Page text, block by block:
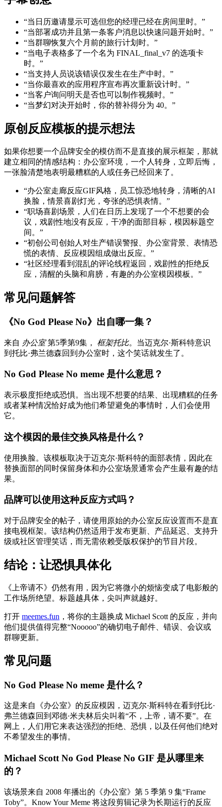
“当日历邀请显示可选但您的经理已经在房间里时。”
“当部署成功并且第一条客户消息以快速问题开始时。”
“当群聊恢复六个月前的旅行计划时。”
“当电子表格多了一个名为 FINAL_final_v7 的选项卡
时。”
“当支持人员说该错误仅发生在生产中时。”
“当你最喜欢的应用程序宣布再次重新设计时。”
“当客户询问明天是否也可以制作视频时。”
“当梦幻对决开始时，你的替补得分为 40。”
原创反应模板的提示想法
如果你想要一个品牌安全的模仿而不是直接的展示框架，那就
建立相同的情感结构：办公室环境，一个人转身，立即后悔，
一张脸清楚地表明最糟糕的人或任务已经回来了。
“办公室走廊反应GIF风格，员工惊恐地转身，清晰的AI
换脸，情景喜剧灯光，夸张的恐惧表情。”
“职场喜剧场景，人们在日历上发现了一个不想要的会
议，戏剧性地没有反应，干净的面部目标，模因标题空
间。”
“初创公司创始人对生产错误警报、办公室背景、表情恐
慌的​​表情、反应模因组成做出反应。”
“社区经理看到混乱的评论线程返回，戏剧性的拒绝反
应，清醒的头脑和肩膀，有趣的办公室模因模板。”
常见问题解答
《No God Please No》出自哪一集？
来自 办公室第5季第9集， 框架托比。当迈克尔·斯科特意识
到托比·弗兰德森回到办公室时，这个笑话就发生了。
No God Please No meme 是什么意思？
表示极度拒绝或恐惧。当出现不想要的结果、出现糟糕的任务
或者某种情况恰好成为他们希望避免的事情时，人们会使用
它。
这个模因的最佳交换风格是什么？
使用换脸。该模板取决于迈克尔·斯科特的面部表情，因此在
替换面部的同时保留身体和办公室场景通常会产生最有趣的结
果。
品牌可以使用这种反应方式吗？
对于品牌安全的帖子，请使用原始的办公室反应设置而不是直
接电视框架。该结构仍然适用于发布更新、产品延迟、支持升
级或社区管理笑话，而无需依赖受版权保护的节目片段。
结论：让恐惧具体化
《上帝请不》仍然有用，因为它将微小的烦恼变成了电影般的
工作场所绝望。标题越具体，尖叫声就越好。
打开 meemes.fun ，将你的主题换成 Michael Scott 的反应，并向
他们提供值得完整“Nooooo”的确切电子邮件、错误、会议或
群聊更新。
常见问题
No God Please No meme 是什么？
这是来自《办公室》的反应模因，迈克尔·斯科特在看到托比·
弗兰德森回到邓德·米夫林后尖叫着“不，上帝，请不要”。在
网上，人们用它来表达强烈的拒绝、恐惧，以及任何他们绝对
不希望发生的事情。
Michael Scott No God Please No GIF 是从哪里来
的？
该场景来自 2008 年播出的《办公室》第 5 季第 9 集“Frame
Toby”。Know Your Meme 将这段剪辑记录为长期运行的反应